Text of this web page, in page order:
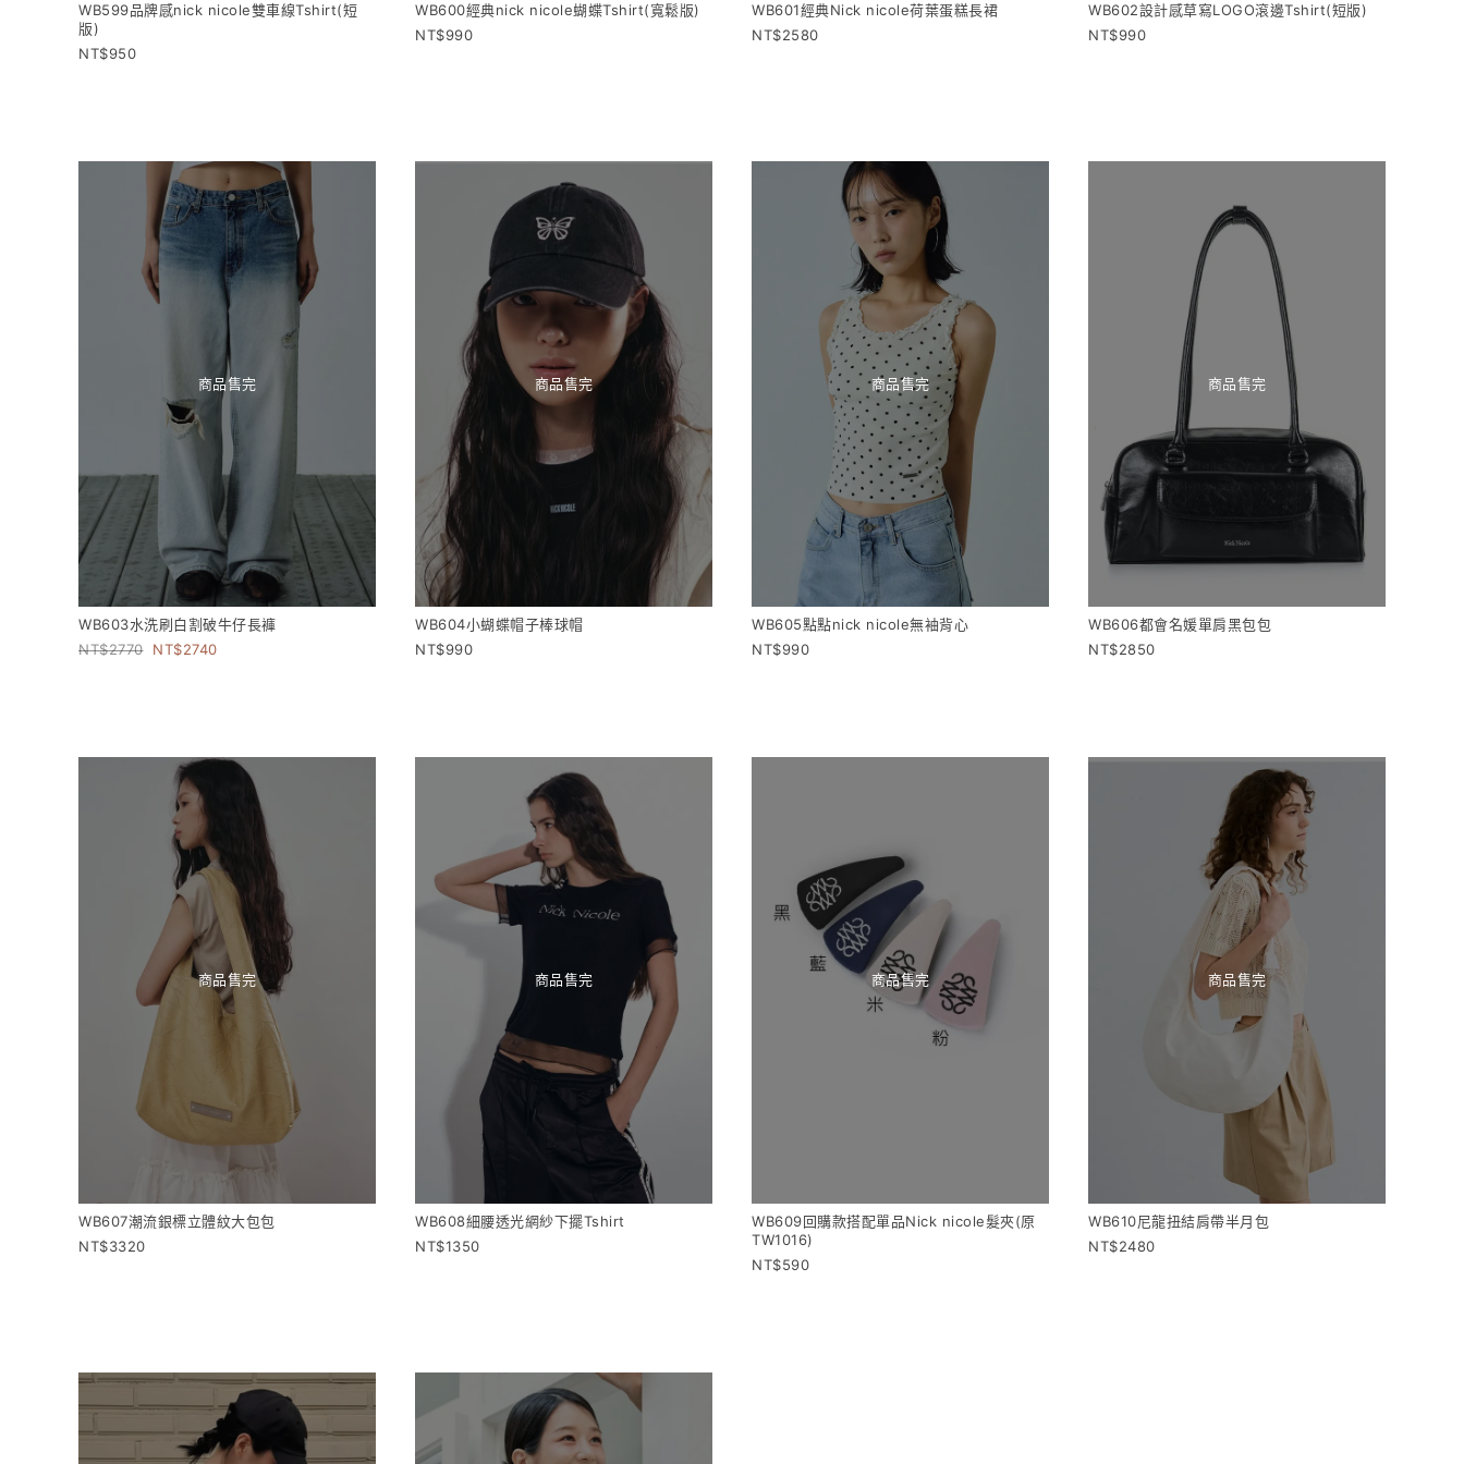
WB599品牌感nick nicole雙車線Tshirt(短
版)
950
WB600經典nick nicole蝴蝶Tshirt(寬鬆版)
990
WB601經典Nick nicole荷葉蛋糕長裙
2580
WB602設計感草寫LOGO滾邊Tshirt(短版)
990
商品售完
WB603水洗刷白割破牛仔長褲
2770
2740
商品售完
WB604小蝴蝶帽子棒球帽
990
商品售完
WB605點點nick nicole無袖背心
990
商品售完
WB606都會名媛單肩黑包包
2850
商品售完
WB607潮流銀標立體紋大包包
3320
商品售完
WB608細腰透光網紗下擺Tshirt
1350
商品售完
WB609回購款搭配單品Nick nicole髮夾(原
TW1016)
590
商品售完
WB610尼龍扭結肩帶半月包
2480